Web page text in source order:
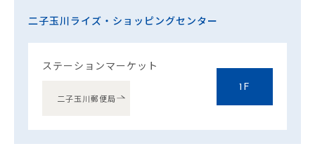
二子玉川ライズ・ショッピングセンター
ステーションマーケット
二子玉川郵便局
1F